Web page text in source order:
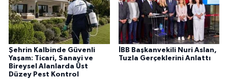
Şehrin Kalbinde Güvenli
Yaşam: Ticari, Sanayi ve
Bireysel Alanlarda Üst
Düzey Pest Kontrol
İBB Başkanvekili Nuri Aslan,
Tuzla Gerçeklerini Anlattı